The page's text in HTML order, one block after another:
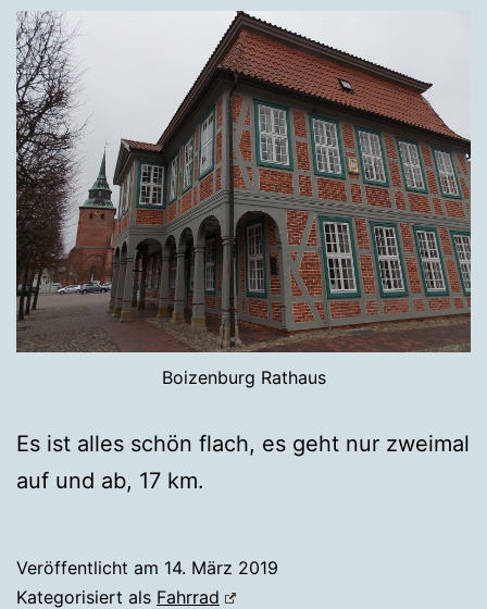
Boizenburg Rathaus
Es ist alles schön flach, es geht nur zweimal
auf und ab, 17 km.
Veröffentlicht am 14. März 2019
Kategorisiert als Fahrrad